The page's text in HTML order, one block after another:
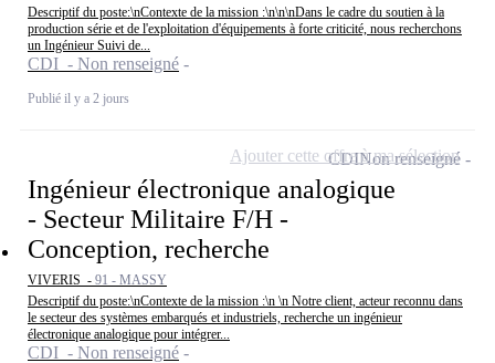
Descriptif du poste:\nContexte de la mission :\n\n\nDans le cadre du soutien à la
production série et de l'exploitation d'équipements à forte criticité, nous recherchons
un Ingénieur Suivi de...
CDI - Non renseigné
Publié il y a 2 jours
Ingénieur électronique analogique
- Secteur Militaire F/H -
Conception, recherche
VIVERIS - 91 - MASSY
Descriptif du poste:\nContexte de la mission :\n \n Notre client, acteur reconnu dans
le secteur des systèmes embarqués et industriels, recherche un ingénieur
électronique analogique pour intégrer...
CDI - Non renseigné
CDINon renseigné
Ajouter cette offre à ma sélection